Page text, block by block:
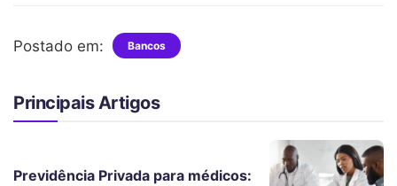
Postado em: Bancos
Principais Artigos
Previdência Privada para médicos: